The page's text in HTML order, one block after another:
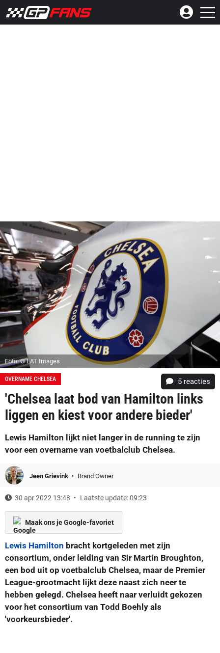
Foto: © LAT Images
OVERNAME CHELSEA 5 reacties
'Chelsea laat bod van Hamilton links
liggen en kiest voor andere bieder'
Lewis Hamilton lijkt niet langer in de running te zijn
voor een overname van voetbalclub Chelsea.
Jeen Grievink Brand Owner
30 apr 2022 13:48 Laatste update: 09:23
Maak ons je Google-favoriet
Lewis Hamilton bracht kortgeleden met zijn
consortium, onder leiding van Sir Martin Broughton,
een bod uit op voetbalclub Chelsea, maar de Premier
League-grootmacht lijkt deze naast zich neer te
hebben gelegd. Chelsea heeft naar verluidt gekozen
voor het consortium van Todd Boehly als
'voorkeursbieder'.